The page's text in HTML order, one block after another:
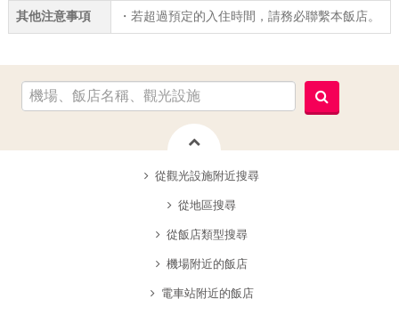
其他注意事項 ・若超過預定的入住時間，請務必聯繫本飯店。
從觀光設施附近搜尋
從地區搜尋
從飯店類型搜尋
機場附近的飯店
電車站附近的飯店